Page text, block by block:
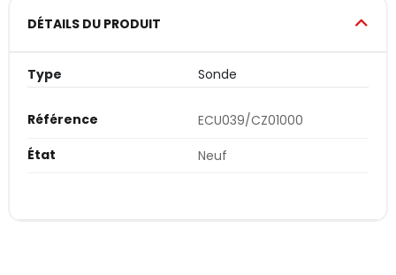
DÉTAILS DU PRODUIT
Type Sonde
Référence
ECU039/CZ01000
État
Neuf